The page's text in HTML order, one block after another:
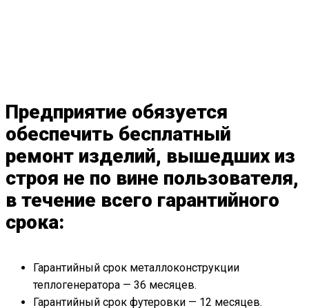
Предприятие обязуется
обеспечить бесплатный
ремонт изделий, вышедших из
строя не по вине пользователя,
в течение всего гарантийного
срока:
Гарантийный срок металлоконструкции
теплогенератора — 36 месяцев.
Гарантийный срок футеровки — 12 месяцев.